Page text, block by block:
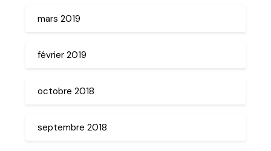
mars 2019
février 2019
octobre 2018
septembre 2018